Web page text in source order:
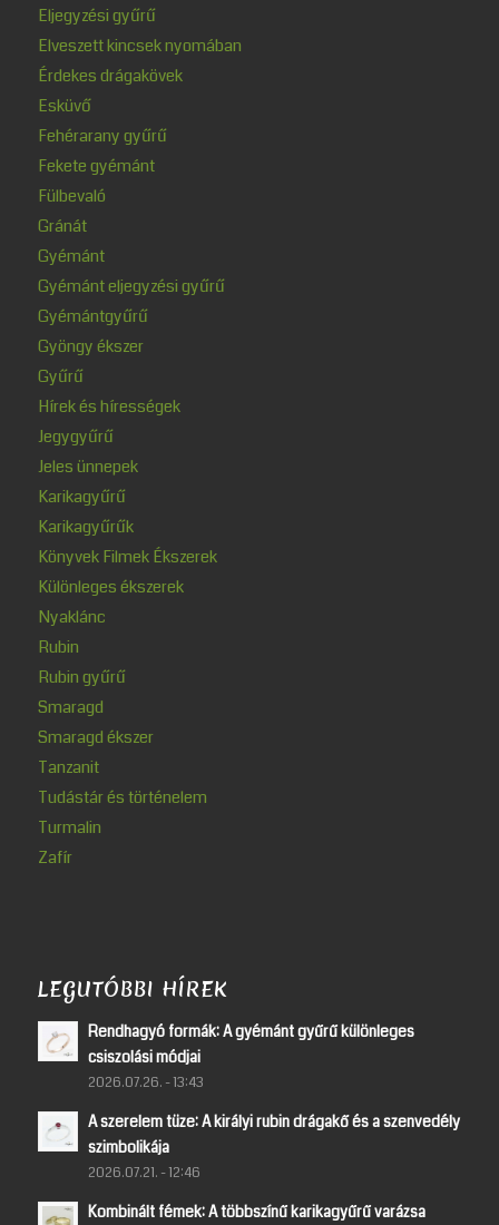
Eljegyzési gyűrű
Elveszett kincsek nyomában
Érdekes drágakövek
Esküvő
Fehérarany gyűrű
Fekete gyémánt
Fülbevaló
Gránát
Gyémánt
Gyémánt eljegyzési gyűrű
Gyémántgyűrű
Gyöngy ékszer
Gyűrű
Hírek és hírességek
Jegygyűrű
Jeles ünnepek
Karikagyűrű
Karikagyűrűk
Könyvek Filmek Ékszerek
Különleges ékszerek
Nyaklánc
Rubin
Rubin gyűrű
Smaragd
Smaragd ékszer
Tanzanit
Tudástár és történelem
Turmalin
Zafír
LEGUTÓBBI HÍREK
Rendhagyó formák: A gyémánt gyűrű különleges
csiszolási módjai
2026.07.26. - 13:43
A szerelem tüze: A királyi rubin drágakő és a szenvedély
szimbolikája
2026.07.21. - 12:46
Kombinált fémek: A többszínű karikagyűrű varázsa